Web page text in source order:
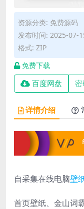
资源分类: 免费源码
发布时间: 2025-07-
格式: ZIP
免费下载
百度网盘
详情介绍
自采集在线电脑壁
首页壁纸、金山词